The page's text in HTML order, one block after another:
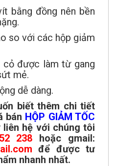
bằng đồng nên bền
so với các hộp giảm
được làm từ gang
mẻ.
dễ dàng.
biết thêm chi tiết
bán HỘP GIẢM TỐC
liên hệ với chúng tôi
238 hoặc gmail:
để được tư
nhanh nhất.